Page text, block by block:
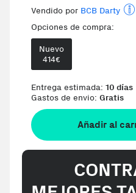
Vendido por BCB Darty
Opciones de compra:
Nuevo
414€
Entrega estimada: 10 días
Gastos de envio: Gratis
Añadir al